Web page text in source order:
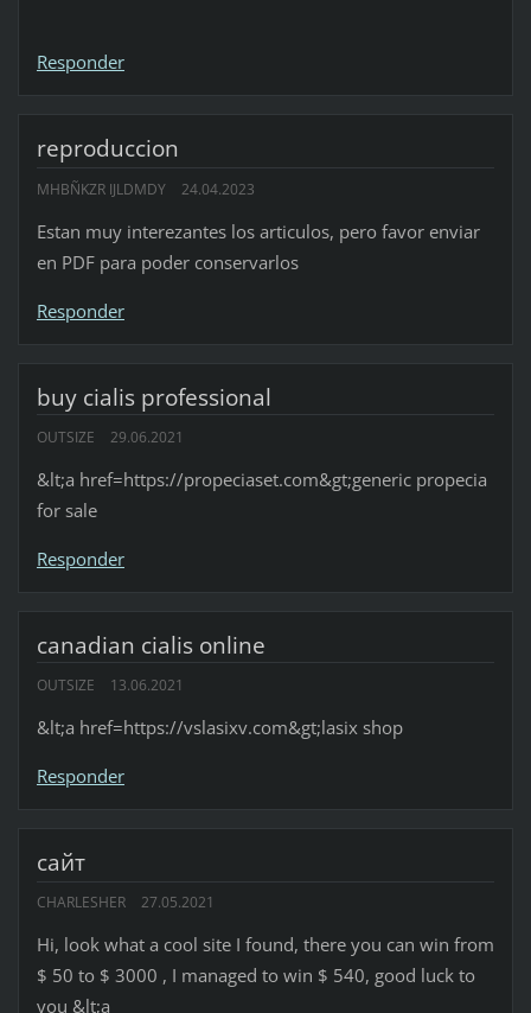
Responder
reproduccion
MHBÑKZR IJLDMDY 24.04.2023
Estan muy interezantes los articulos, pero favor enviar
en PDF para poder conservarlos
Responder
buy cialis professional
OUTSIZE 29.06.2021
&lt;a href=https://propeciaset.com&gt;generic propecia
for sale
Responder
canadian cialis online
OUTSIZE 13.06.2021
&lt;a href=https://vslasixv.com&gt;lasix shop
Responder
сайт
CHARLESHER 27.05.2021
Hi, look what a cool site I found, there you can win from
$ 50 to $ 3000 , I managed to win $ 540, good luck to
you &lt;a